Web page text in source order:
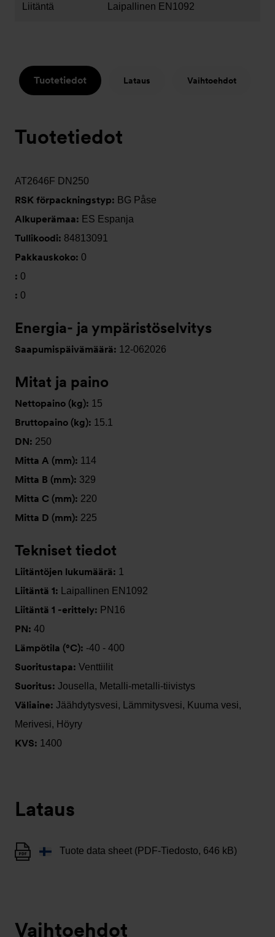
Liitäntä Laipallinen EN1092
Tuotetiedot Lataus Vaihtoehdot
Tuotetiedot
AT2646F DN250
RSK förpackningstyp: BG Påse
Alkuperämaa: ES Espanja
Tullikoodi: 84813091
Pakkauskoko: 0
: 0
: 0
Energia- ja ympäristöselvitys
Saapumispäivämäärä: 12-062026
Mitat ja paino
Nettopaino (kg): 15
Bruttopaino (kg): 15.1
DN: 250
Mitta A (mm): 114
Mitta B (mm): 329
Mitta C (mm): 220
Mitta D (mm): 225
Tekniset tiedot
Liitäntöjen lukumäärä: 1
Liitäntä 1: Laipallinen EN1092
Liitäntä 1 -erittely: PN16
PN: 40
Lämpötila (°C): -40 - 400
Suoritustapa: Venttiilit
Suoritus: Jousella, Metalli-metalli-tiivistys
Väliaine: Jäähdytysvesi, Lämmitysvesi, Kuuma vesi,
Merivesi, Höyry
KVS: 1400
Lataus
Tuote data sheet (PDF-Tiedosto, 646 kB)
Vaihtoehdot